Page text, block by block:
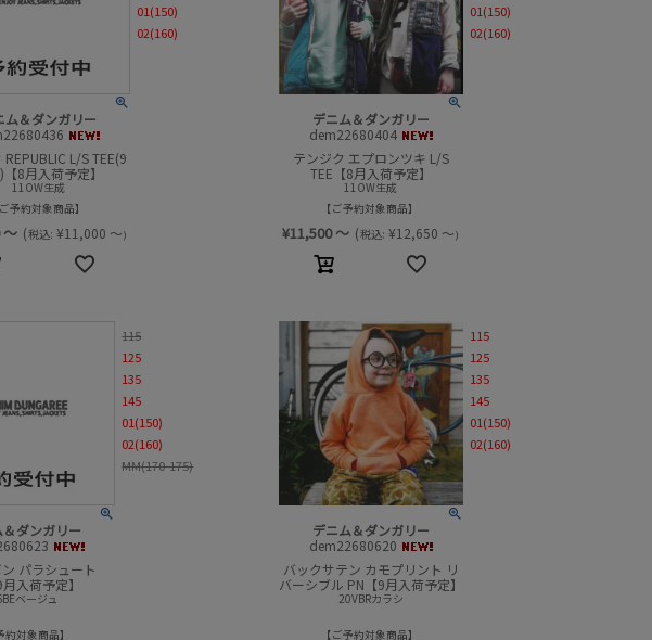
ム＆ダンガリー
L/S TEE(9
8月入荷予定】
11OW生成
ご予約対象商品
～ (税込: ¥11,000 ～)
01(150)
02(160)
デニム＆ダンガリー
dem22680404
テンジク エプロンツキ L/S
TEE【8月入荷予定】
11OW生成
ご予約対象商品
¥11,500～ (税込: ¥12,650 ～)
01(150)
02(160)
＆ダンガリー
パラシュート
入荷予定】
ベージュ
約対象商品
115
125
135
145
01(150)
02(160)
MM(170-175)
デニム＆ダンガリー
dem22680620
バックサテン カモプリント リ
バーシブル PN【9月入荷予定】
20VBRカラシ
ご予約対象商品
115
125
135
145
01(150)
02(160)